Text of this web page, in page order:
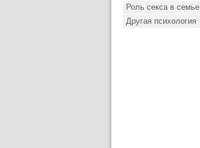
Роль секса в семье
Другая психология